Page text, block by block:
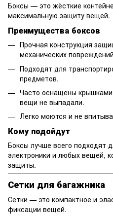
Боксы — это жёсткие
максимальную защиту вещей.
Преимущества боксов
Прочная конструкция
механических
Подходят для
предметов.
Часто оснащены
вещи не выпадали.
Легко моются и не
Кому подойдут
Боксы лучше всего подходят
электроники и любых вещей,
защиты.
Сетки для багажника
Сетки — это компактное и
фиксации вещей.